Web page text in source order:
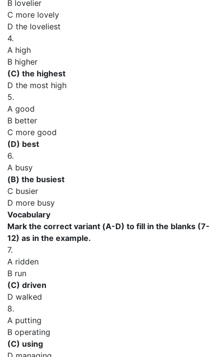
В lovelier
C more lovely
D the loveliest
4.
A high
В higher
(C) the highest
D the most high
5.
A good
В better
C more good
(D) best
6.
A busy
(В) the busiest
C busier
D more busy
Vocabulary
Mark the correct variant (А-D) to fill in the blanks (7-
12) as in the example.
7.
A ridden
В run
(C) driven
D walked
8.
A putting
В operating
(C) using